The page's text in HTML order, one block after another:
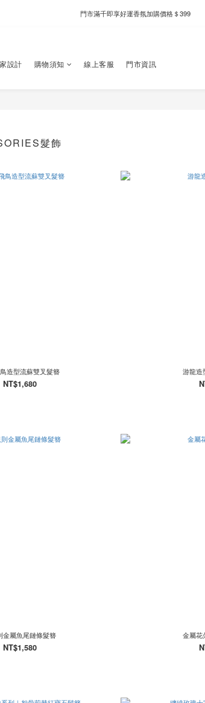
新自製款系列首批限時優惠｜單件95折，任兩件9折
設計 購物須知 線上客服 門市資訊
髮飾
造型流蘇雙叉髮簪
NT$1,680
游龍造
金屬魚尾鏈條髮簪
NT$1,580
金屬花